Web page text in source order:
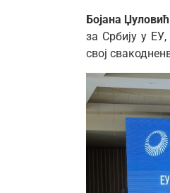
Бојана
за Србију у
свој